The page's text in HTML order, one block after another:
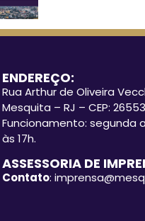
ENDEREÇO:
Rua Arthur de Oliveira
Mesquita – RJ – CEP:
Funcionamento: segunda
às 17h.
ASSESSORIA DE
Contato: